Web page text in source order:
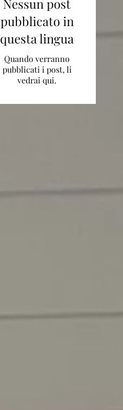
Nessun post
pubblicato in
questa lingua
Quando verranno
pubblicati i post, li
vedrai qui.